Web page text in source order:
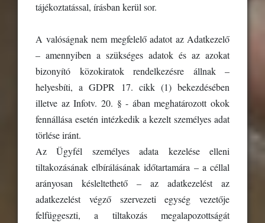
tájékoztatással, írásban kerül sor.
A valóságnak nem megfelelő adatot az Adatkezelő
– amennyiben a szükséges adatok és az azokat
bizonyító közokiratok rendelkezésre állnak –
helyesbíti, a GDPR 17. cikk (1) bekezdésében
illetve az Infotv. 20. § - ában meghatározott okok
fennállása esetén intézkedik a kezelt személyes adat
törlése iránt.
Az Ügyfél személyes adata kezelése elleni
tiltakozásának elbírálásának időtartamára – a céllal
arányosan késleltethető – az adatkezelést az
adatkezelést végző szervezeti egység vezetője
felfüggeszti, a tiltakozás megalapozottságát